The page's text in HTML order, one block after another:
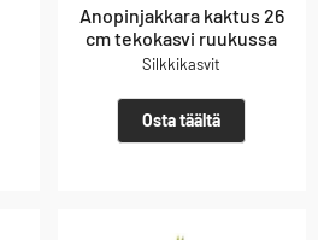
Anopinjakkara kaktus 26
cm tekokasvi ruukussa
Silkkikasvit
Osta täältä